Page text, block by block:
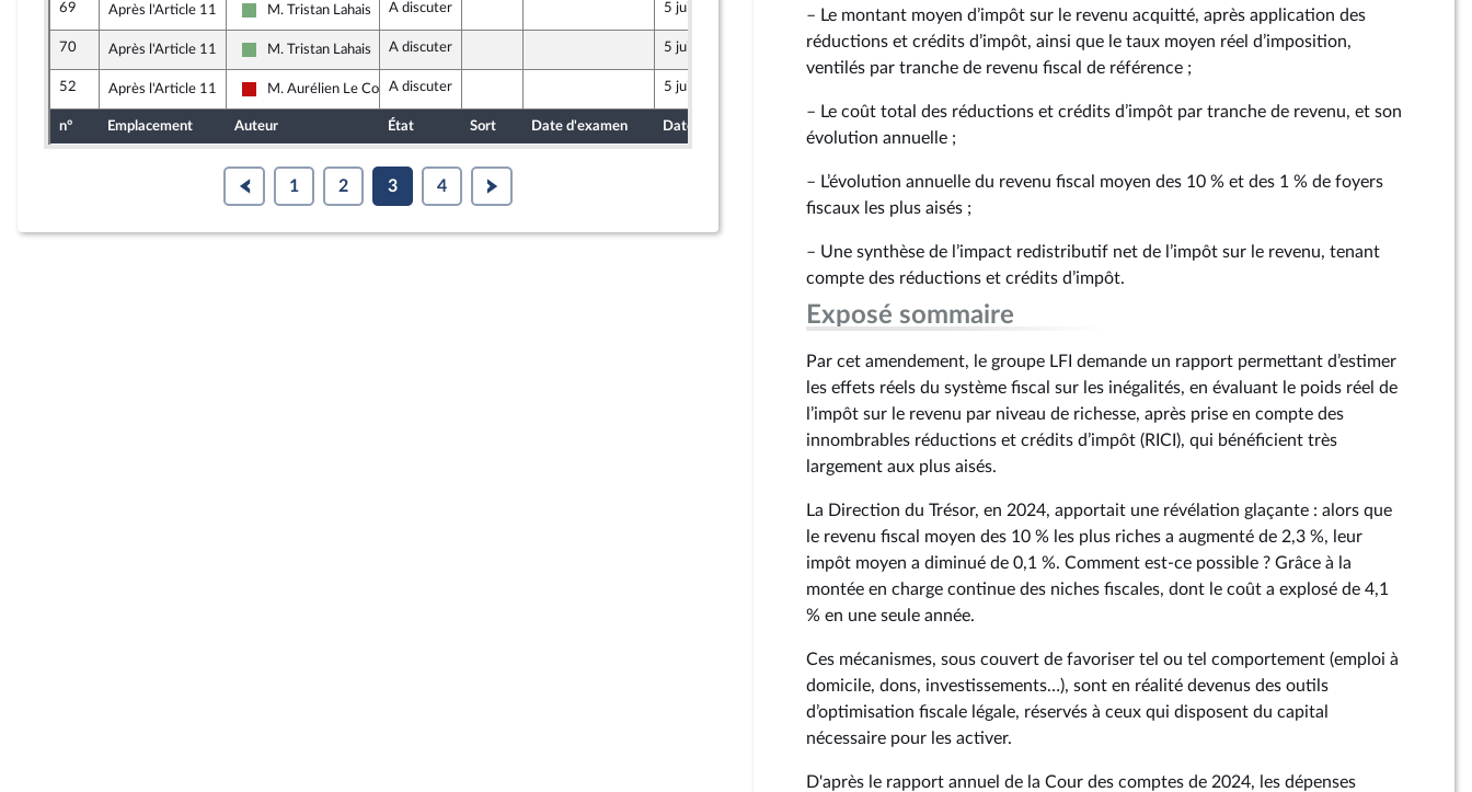
69 Après l'Article 11
Écologiste et Social
M. Tristan Lahais A discuter 5 juin 2026
70 Après l'Article 11
Écologiste et Social
M. Tristan Lahais A discuter 5 juin 2026
52 Après l'Article 11
La France insoumise - Nouveau Front Populaire
M. Aurélien Le Coq A discuter 5 juin 2026
n° Emplacement Auteur État Sort Date d'examen Date de dépôt
1 2 3 4
– Le montant moyen d’impôt sur le revenu acquitté, après application des
réductions et crédits d’impôt, ainsi que le taux moyen réel d’imposition,
ventilés par tranche de revenu fiscal de référence ;
– Le coût total des réductions et crédits d’impôt par tranche de revenu, et son
évolution annuelle ;
– L’évolution annuelle du revenu fiscal moyen des 10 % et des 1 % de foyers
fiscaux les plus aisés ;
– Une synthèse de l’impact redistributif net de l’impôt sur le revenu, tenant
compte des réductions et crédits d’impôt.
Exposé sommaire
Par cet amendement, le groupe LFI demande un rapport permettant d’estimer
les effets réels du système fiscal sur les inégalités, en évaluant le poids réel de
l’impôt sur le revenu par niveau de richesse, après prise en compte des
innombrables réductions et crédits d’impôt (RICI), qui bénéficient très
largement aux plus aisés.
La Direction du Trésor, en 2024, apportait une révélation glaçante : alors que
le revenu fiscal moyen des 10 % les plus riches a augmenté de 2,3 %, leur
impôt moyen a diminué de 0,1 %. Comment est-ce possible ? Grâce à la
montée en charge continue des niches fiscales, dont le coût a explosé de 4,1
% en une seule année.
Ces mécanismes, sous couvert de favoriser tel ou tel comportement (emploi à
domicile, dons, investissements…), sont en réalité devenus des outils
d’optimisation fiscale légale, réservés à ceux qui disposent du capital
nécessaire pour les activer.
D'après le rapport annuel de la Cour des comptes de 2024, les dépenses